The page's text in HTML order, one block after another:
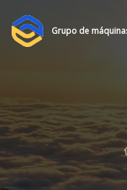
Grupo de